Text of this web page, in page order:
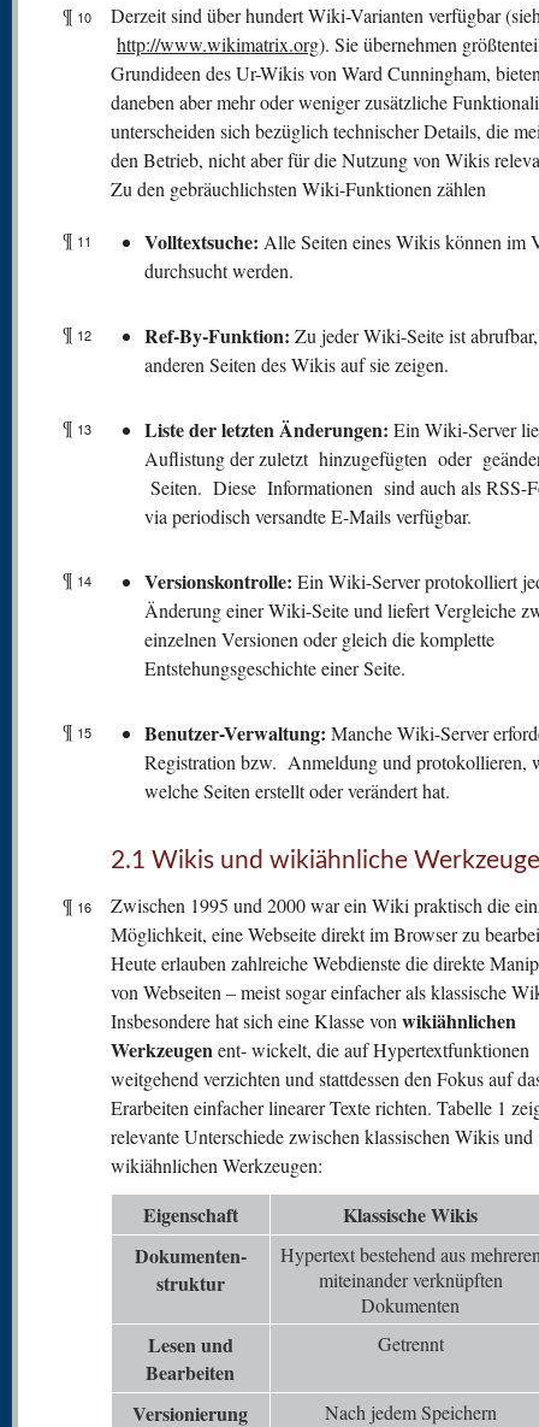
¶ 10
Derzeit sind über hundert Wiki-Varianten verfügbar
http://www.wikimatrix.org). Sie übernehmen
Grundideen des Ur-Wikis von Ward Cunningham,
daneben aber mehr oder weniger zusätzliche
unterscheiden sich bezüglich technischer Details, die
den Betrieb, nicht aber für die Nutzung von Wikis
Zu den gebräuchlichsten Wiki-Funktionen zählen
¶ 11 Volltextsuche: Alle Seiten eines Wikis können im
durchsucht werden.
¶ 12 Ref-By-Funktion: Zu jeder Wiki-Seite ist
anderen Seiten des Wikis auf sie zeigen.
¶ 13 Liste der letzten Änderungen: Ein Wiki-Server
Auflistung der zuletzt hinzugefügten oder
Seiten. Diese Informationen sind auch als RSS-
via periodisch versandte E-Mails verfügbar.
¶ 14 Versionskontrolle: Ein Wiki-Server protokolliert
Änderung einer Wiki-Seite und liefert Vergleiche
einzelnen Versionen oder gleich die komplette
Entstehungsgeschichte einer Seite.
¶ 15 Benutzer-Verwaltung: Manche Wiki-Server
Registration bzw. Anmeldung und protokollieren,
welche Seiten erstellt oder verändert hat.
2.1 Wikis und wikiähnliche Werkzeuge
¶ 16
Zwischen 1995 und 2000 war ein Wiki praktisch die
Möglichkeit, eine Webseite direkt im Browser zu
Heute erlauben zahlreiche Webdienste die direkte
von Webseiten – meist sogar einfacher als klassische
Insbesondere hat sich eine Klasse von wikiähnlichen
Werkzeugenent- wickelt, die auf Hypertextfunktionen
weitgehend verzichten und stattdessen den Fokus auf
Erarbeiten einfacher linearer Texte richten. Tabelle 1
relevante Unterschiede zwischen klassischen Wikis und
wikiähnlichen Werkzeugen:
Eigenschaft
Klassische Wikis
Dokumenten-
struktur
Hypertext bestehend aus
miteinander verknüpften
Dokumenten
Lesen und
Bearbeiten
Getrennt
Versionierung Nach jedem Speichern